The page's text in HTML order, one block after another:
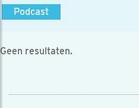
Podcast
Geen resultaten.